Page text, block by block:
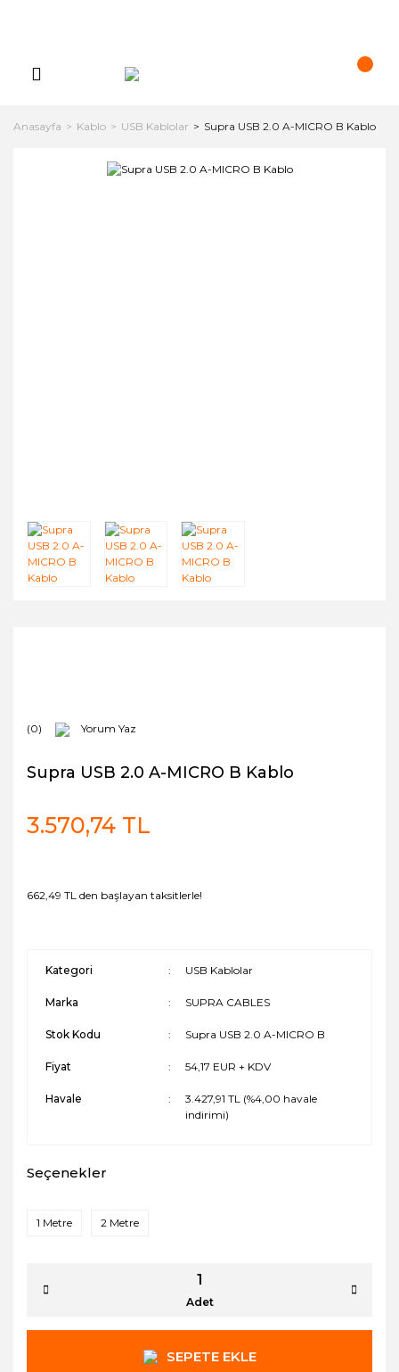
Anasayfa Kablo USB Kablolar Supra USB 2.0 A-MICRO B Kablo
(0) Yorum Yaz
Supra USB 2.0 A-MICRO B Kablo
3.570,74 TL
662,49 TL den başlayan taksitlerle!
Kategori USB Kablolar
Marka SUPRA CABLES
Stok Kodu Supra USB 2.0 A-MICRO B
Fiyat 54,17 EUR + KDV
Havale
3.427,91 TL (%4,00 havale
indirimi)
Seçenekler
1 Metre 2 Metre
Adet
SEPETE EKLE